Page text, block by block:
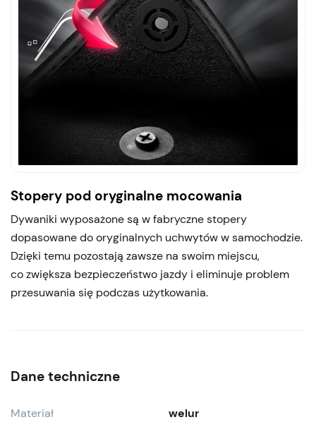
Stopery pod oryginalne mocowania
Dywaniki wyposażone są w fabryczne stopery
dopasowane do oryginalnych uchwytów w samochodzie.
Dzięki temu pozostają zawsze na swoim miejscu,
co zwiększa bezpieczeństwo jazdy i eliminuje problem
przesuwania się podczas użytkowania.
Dane techniczne
Materiał
welur